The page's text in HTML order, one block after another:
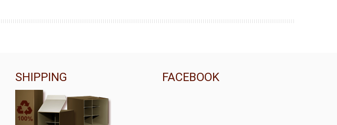
SHIPPING FACEBOOK